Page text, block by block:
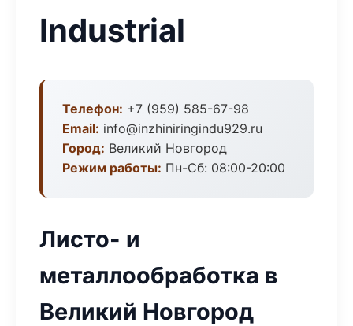
Industrial
Телефон: +7 (959) 585-67-98
Email: info@inzhiniringindu929.ru
Город: Великий Новгород
Режим работы: Пн-Сб: 08:00-20:00
Листо- и
металлообработка в
Великий Новгород